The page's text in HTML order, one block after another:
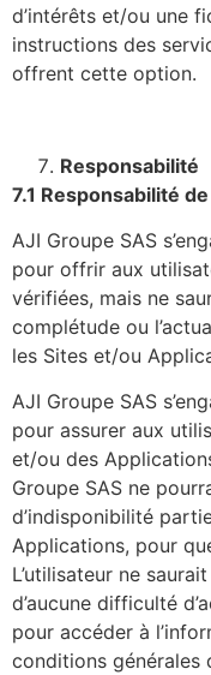
d’intérêts et/ou une
instructions des
offrent cette option.
Responsabilité
7.1 Responsabilité
AJI Groupe SAS
pour offrir aux
vérifiées, mais ne
complétude ou
les Sites et/ou
AJI Groupe SAS
pour assurer aux
et/ou des
Groupe SAS ne
d’indisponibilité
Applications, pour
L’utilisateur ne
d’aucune difficulté
pour accéder à
conditions générales